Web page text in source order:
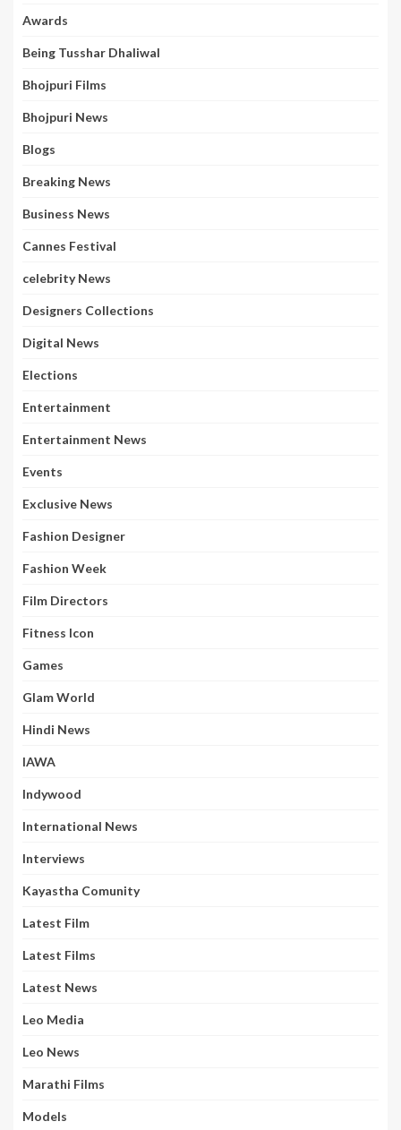
Awards
Being Tusshar Dhaliwal
Bhojpuri Films
Bhojpuri News
Blogs
Breaking News
Business News
Cannes Festival
celebrity News
Designers Collections
Digital News
Elections
Entertainment
Entertainment News
Events
Exclusive News
Fashion Designer
Fashion Week
Film Directors
Fitness Icon
Games
Glam World
Hindi News
IAWA
Indywood
International News
Interviews
Kayastha Comunity
Latest Film
Latest Films
Latest News
Leo Media
Leo News
Marathi Films
Models